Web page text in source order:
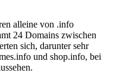
alleine von .info
24 Domains zwischen
sich, darunter sehr
und shop.info, bei